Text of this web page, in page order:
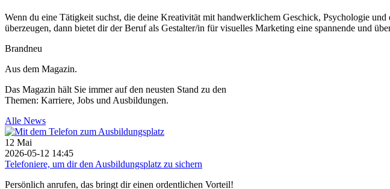
Wenn du eine Tätigkeit suchst, die deine Kreativität mit handwerklichem Geschick, Psychologie
überzeugen, dann bietet dir der Beruf als Gestalter/in für visuelles Marketing eine spannende und
Brandneu
Aus dem Magazin.
Das Magazin hält Sie immer auf den neusten Stand zu den
Themen: Karriere, Jobs und Ausbildungen.
Alle News
12 Mai
2026-05-12 14:45
Telefoniere, um dir den Ausbildungsplatz zu sichern
Persönlich anrufen, das bringt dir einen ordentlichen Vorteil!